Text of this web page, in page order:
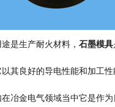
是生产耐火材料， 石墨模具
其良好的导电性能和加工
冶金电气领域当中它是作